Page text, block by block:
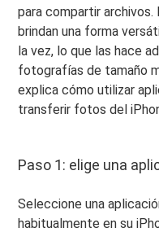
para compartir archivos.
brindan una forma
la vez, lo que las hace
fotografías de tamaño
explica cómo utilizar
transferir fotos del
Paso 1: elige una
Seleccione una
habitualmente en su